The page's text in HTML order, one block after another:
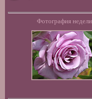
Фотография недели